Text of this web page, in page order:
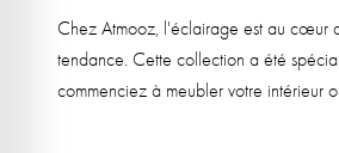
Chez Atmooz, l'éclairage est au cœur
tendance. Cette collection a été
commenciez à meubler votre intérieur